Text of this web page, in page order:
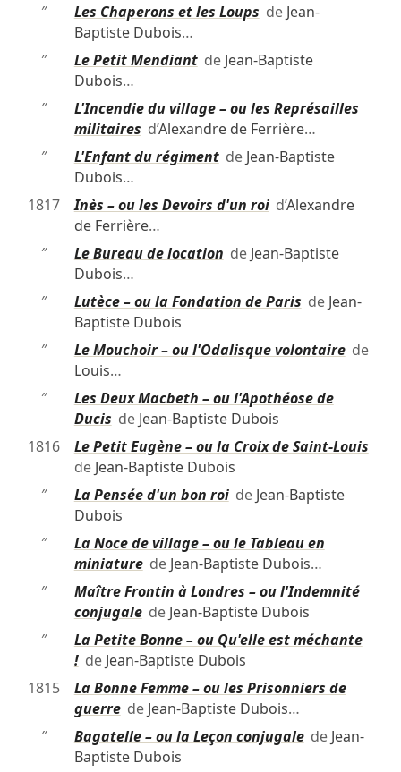
″
Les Chaperons et les Loups de Jean-
Baptiste Dubois…
″
Le Petit Mendiantde Jean-Baptiste
Dubois…
″
L'Incendie du village – ou les Représailles
militaires d’Alexandre de Ferrière…
″
L'Enfant du régimentde Jean-Baptiste
Dubois…
1817
Inès – ou les Devoirs d'un roid’Alexandre
de Ferrière…
″
Le Bureau de location de Jean-Baptiste
Dubois…
″
Lutèce – ou la Fondation de Paris de Jean-
Baptiste Dubois
″
Le Mouchoir – ou l'Odalisque volontairede
Louis…
″
Les Deux Macbeth – ou l'Apothéose de
Ducis de Jean-Baptiste Dubois
1816
Le Petit Eugène – ou la Croix de Saint-Louis
de Jean-Baptiste Dubois
″
La Pensée d'un bon roide Jean-Baptiste
Dubois
″
La Noce de village – ou le Tableau en
miniaturede Jean-Baptiste Dubois…
″
Maître Frontin à Londres – ou l'Indemnité
conjugalede Jean-Baptiste Dubois
″
La Petite Bonne – ou Qu'elle est méchante
!de Jean-Baptiste Dubois
1815
La Bonne Femme – ou les Prisonniers de
guerrede Jean-Baptiste Dubois…
″
Bagatelle – ou la Leçon conjugalede Jean-
Baptiste Dubois